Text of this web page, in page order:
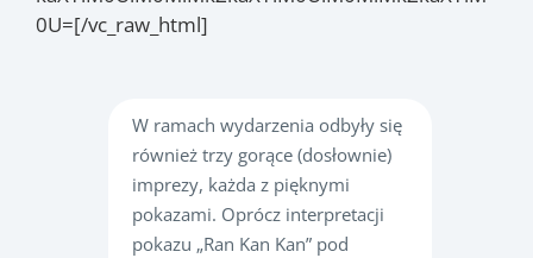
0U=[/vc_raw_html]
W ramach wydarzenia odbyły się
również trzy gorące (dosłownie)
imprezy, każda z pięknymi
pokazami. Oprócz interpretacji
pokazu „Ran Kan Kan” pod